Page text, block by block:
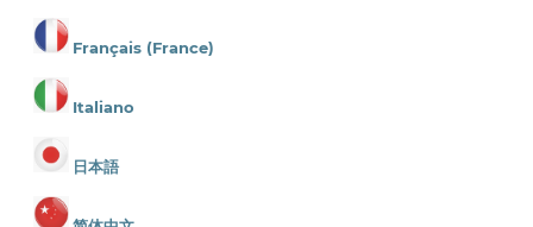
Français (France)
Italiano
日本語